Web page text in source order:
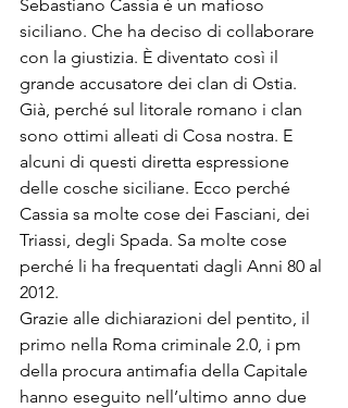
Sebastiano Cassia è un mafioso
siciliano. Che ha deciso di collaborare
con la giustizia. È diventato così il
grande accusatore dei clan di Ostia.
Già, perché sul litorale romano i clan
sono ottimi alleati di Cosa nostra. E
alcuni di questi diretta espressione
delle cosche siciliane. Ecco perché
Cassia sa molte cose dei Fasciani, dei
Triassi, degli Spada. Sa molte cose
perché li ha frequentati dagli Anni 80 al
2012.
Grazie alle dichiarazioni del pentito, il
primo nella Roma criminale 2.0, i pm
della procura antimafia della Capitale
hanno eseguito nell’ultimo anno due